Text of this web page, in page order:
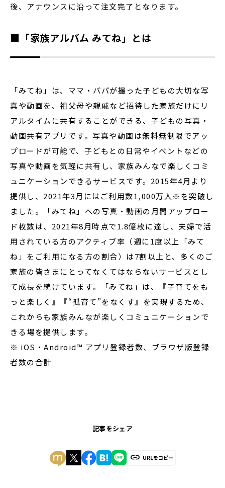
後、アナウンスに沿って注文完了となります。
■「家族アルバム みてね」とは
「みてね」は、ママ・パパが撮った子どもの大切な写
真や動画を、祖父母や親戚など招待した家族だけにリ
アルタイムに共有することができる、子どもの写真・
動画共有アプリです。写真や動画は無料無制限でアッ
プロードが可能で、子どもとの日常やイベントなどの
写真や動画を気軽に共有し、家族みんなで楽しくコミ
ュニケーションできるサービスです。2015年4月より
提供し、2021年3月にはご利用数1,000万人※を突破し
ました。「みてね」への写真・動画の月間アップロー
ド枚数は、2021年8月時点で1.8億枚に達し、夫婦で活
用されている方のアクティブ率（週に1度以上「みて
ね」をご利用になる方の割合）は7割以上と、多くのご
家族の皆さまにとってなくてはならないサービスとし
て成長を続けています。「みてね」は、『子育てをも
っと楽しく』『“孤育て”をなくす』を実現するため、
これからも家族みんなが楽しくコミュニケーションで
きる場を提供します。
※ iOS・Android™ アプリ登録者数、ブラウザ版登録
者数の合計
記事をシェア
URLをコピー